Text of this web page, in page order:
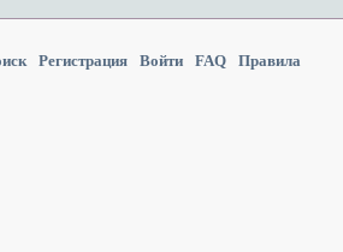
Регистрация Войти FAQ Правила